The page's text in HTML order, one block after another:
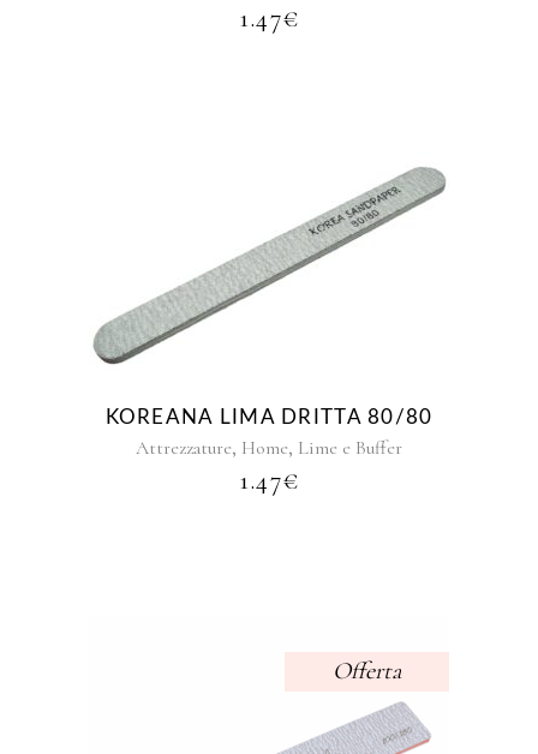
1.47€
KOREANA LIMA DRITTA 80/80
Attrezzature, Home, Lime e Buffer
1.47€
Offerta